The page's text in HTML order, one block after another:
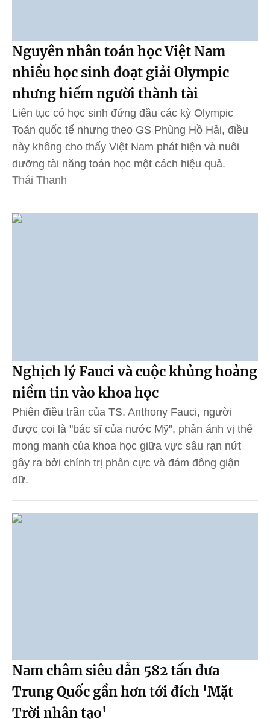
Nguyên nhân toán học Việt Nam
nhiều học sinh đoạt giải Olympic
nhưng hiếm người thành tài
Liên tục có học sinh đứng đầu các kỳ Olympic
Toán quốc tế nhưng theo GS Phùng Hồ Hải, điều
này không cho thấy Việt Nam phát hiện và nuôi
dưỡng tài năng toán học một cách hiệu quả.
Thái Thanh
Nghịch lý Fauci và cuộc khủng hoảng
niềm tin vào khoa học
Phiên điều trần của TS. Anthony Fauci, người
được coi là "bác sĩ của nước Mỹ", phản ánh vị thế
mong manh của khoa học giữa vực sâu rạn nứt
gây ra bởi chính trị phân cực và đám đông giận
dữ.
Nam châm siêu dẫn 582 tấn đưa
Trung Quốc gần hơn tới đích 'Mặt
Trời nhân tạo'